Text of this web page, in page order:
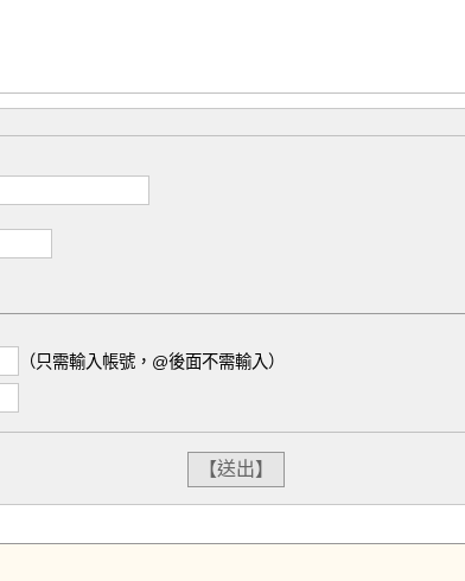
（只需輸入帳號，@後面不需輸入）